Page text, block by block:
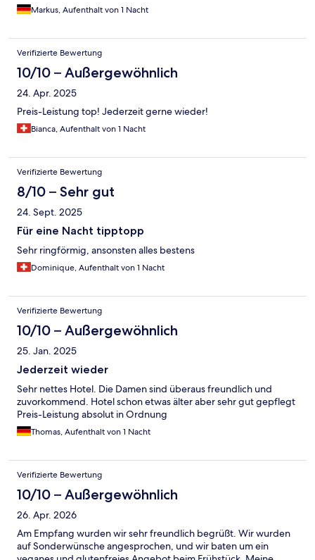
Markus, Aufenthalt von 1 Nacht
Verifizierte Bewertung
10/10 – Außergewöhnlich
24. Apr. 2025
Preis-Leistung top! Jederzeit gerne wieder!
Bianca, Aufenthalt von 1 Nacht
Verifizierte Bewertung
8/10 – Sehr gut
24. Sept. 2025
Für eine Nacht tipptopp
Sehr ringförmig, ansonsten alles bestens
Dominique, Aufenthalt von 1 Nacht
Verifizierte Bewertung
10/10 – Außergewöhnlich
25. Jan. 2025
Jederzeit wieder
Sehr nettes Hotel. Die Damen sind überaus freundlich und
zuvorkommend. Hotel schon etwas älter aber sehr gut gepflegt
Preis-Leistung absolut in Ordnung
Thomas, Aufenthalt von 1 Nacht
Verifizierte Bewertung
10/10 – Außergewöhnlich
26. Apr. 2026
Am Empfang wurden wir sehr freundlich begrüßt. Wir wurden
auf Sonderwünsche angesprochen, und wir baten um ein